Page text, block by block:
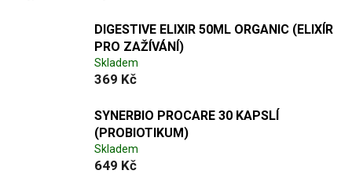
DIGESTIVE ELIXIR 50ML ORGANIC (ELIXÍR
PRO ZAŽÍVÁNÍ)
Skladem
369 Kč
SYNERBIO PROCARE 30 KAPSLÍ
(PROBIOTIKUM)
Skladem
649 Kč